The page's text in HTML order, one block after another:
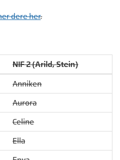
dere her.
NIF 2 (Arild, Stein)
Anniken
Aurora
Celine
Ella